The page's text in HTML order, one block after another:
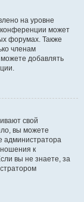
на уровне
может
форумах. Также
членам
добавлять
свой
вы можете
администратора
к
вы не знаете, за